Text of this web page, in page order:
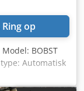
Ring op
Model: BOBST
Automatisk
separation •
stanseanlæg til